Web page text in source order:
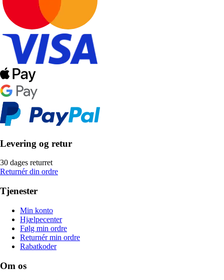
Levering og retur
30 dages returret
Returnér din ordre
Tjenester
Min konto
Hjælpecenter
Følg min ordre
Returnér min ordre
Rabatkoder
Om os